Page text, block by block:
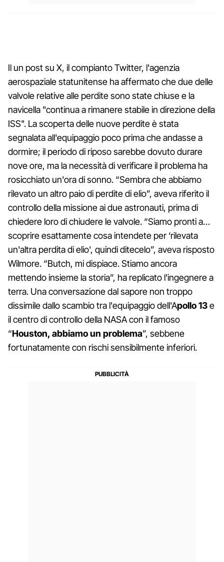
Il un post su X, il compianto Twitter, l'agenzia
aerospaziale statunitense ha affermato che due delle
valvole relative alle perdite sono state chiuse e la
navicella "continua a rimanere stabile in direzione della
ISS". La scoperta delle nuove perdite è stata
segnalata all'equipaggio poco prima che andasse a
dormire; il periodo di riposo sarebbe dovuto durare
nove ore, ma la necessità di verificare il problema ha
rosicchiato un'ora di sonno. “Sembra che abbiamo
rilevato un altro paio di perdite di elio”, aveva riferito il
controllo della missione ai due astronauti, prima di
chiedere loro di chiudere le valvole. “Siamo pronti a…
scoprire esattamente cosa intendete per ‘rilevata
un'altra perdita di elio', quindi ditecelo”, aveva risposto
Wilmore. “Butch, mi dispiace. Stiamo ancora
mettendo insieme la storia”, ha replicato l'ingegnere a
terra. Una conversazione dal sapore non troppo
dissimile dallo scambio tra l'equipaggio dell'Apollo 13e
il centro di controllo della NASA con il famoso
“Houston, abbiamo un problema”, sebbene
fortunatamente con rischi sensibilmente inferiori.